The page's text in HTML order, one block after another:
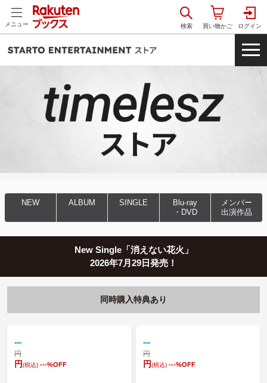
メニュー
NEW ALBUM SINGLE
Blu-ray
・DVD
メンバー
出演作品
New Single「消えない花火」
2026年7月29日発売！
同時購入特典あり
---
円
円(税込) ---%OFF
---
円
円(税込) ---%OFF